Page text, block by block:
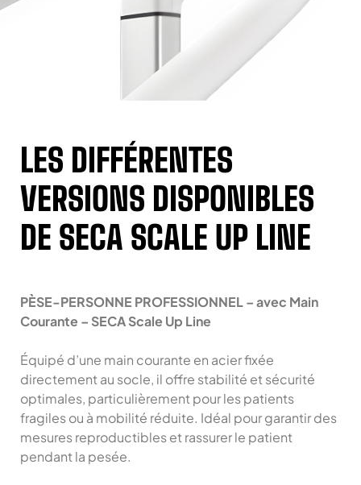
LES DIFFÉRENTES
VERSIONS DISPONIBLES
DE SECA SCALE UP LINE
PÈSE-PERSONNE PROFESSIONNEL – avec Main
Courante – SECA Scale Up Line
Équipé d’une main courante en acier fixée
directement au socle, il offre stabilité et sécurité
optimales, particulièrement pour les patients
fragiles ou à mobilité réduite. Idéal pour garantir des
mesures reproductibles et rassurer le patient
pendant la pesée.